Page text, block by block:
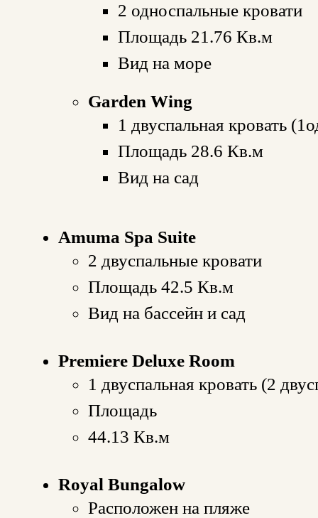
2 односпальные кровати
Площадь 21.76 Кв.м
Вид на море
Garden Wing
1 двуспальная кровать
Площадь 28.6 Кв.м
Вид на сад
Amuma Spa Suite
2 двуспальные кровати
Площадь 42.5 Кв.м
Вид на бассейн и сад
Premiere Deluxe Room
1 двуспальная кровать (2
Площадь
44.13 Кв.м
Royal Bungalow
Расположен на пляже